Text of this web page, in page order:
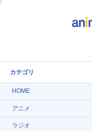
カテゴリ
HOME
アニメ
ラジオ